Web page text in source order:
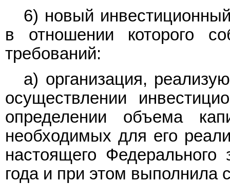
6) новый
в отношении которого
требований:
а) организация,
осуществлении
определении объема
необходимых для его
настоящего
года и при этом выполнила